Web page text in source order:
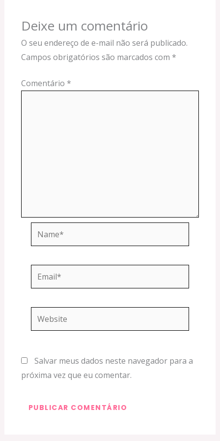
Deixe um comentário
O seu endereço de e-mail não será publicado.
Campos obrigatórios são marcados com *
Comentário *
Name*
Email*
Website
Salvar meus dados neste navegador para a
próxima vez que eu comentar.